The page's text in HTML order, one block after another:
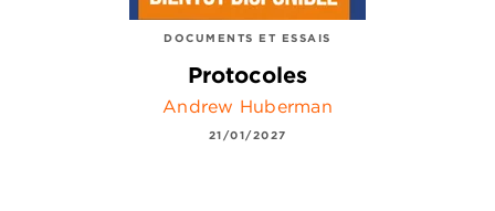
DOCUMENTS ET ESSAIS
Protocoles
Andrew Huberman
21/01/2027